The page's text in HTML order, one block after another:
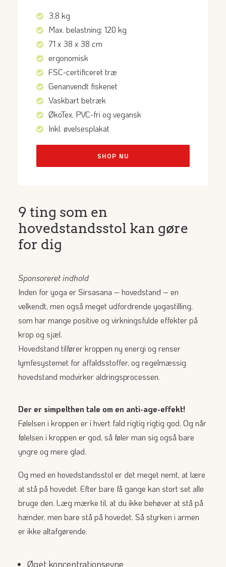
3,8 kg
Max. belastning: 120 kg
71 x 38 x 38 cm
ergonomisk
FSC-certificeret træ
Genanvendt fiskenet
Vaskbart betræk
ØkoTex, PVC-fri og vegansk
Inkl. øvelsesplakat
SHOP NU
9 ting som en
hovedstandsstol kan gøre
for dig
Sponsoreret indhold
Inden for yoga er Sirsasana – hovedstand – en
velkendt, men også meget udfordrende yogastilling,
som har mange positive og virkningsfulde effekter på
krop og sjæl.
Hovedstand tilfører kroppen ny energi og renser
lymfesystemet for affaldsstoffer, og regelmæssig
hovedstand modvirker aldringsprocessen.
Der er simpelthen tale om en anti-age-effekt!
Følelsen i kroppen er i hvert fald rigtig rigtig god. Og når
følelsen i kroppen er god, så føler man sig også bare
yngre og mere glad.
Og med en hovedstandsstol er det meget nemt, at lære
at stå på hovedet. Efter bare få gange kan stort set alle
bruge den. Læg mærke til, at du ikke behøver at stå på
hænder, men bare stå på hovedet. Så styrken i armen
er ikke altafgørende.
Øget koncentrationsevne